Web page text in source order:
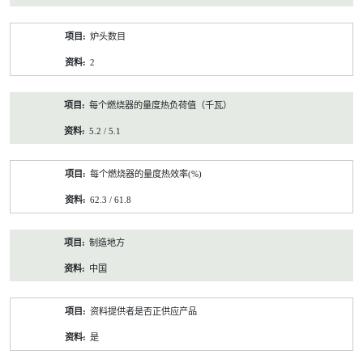
炉头数目
2
每个燃烧器的量度热负荷值（千瓦）
5.2 / 5.1
每个燃烧器的量度热效率(%)
62.3 / 61.8
制造地方
中国
资料提供者是否正供应产品
是